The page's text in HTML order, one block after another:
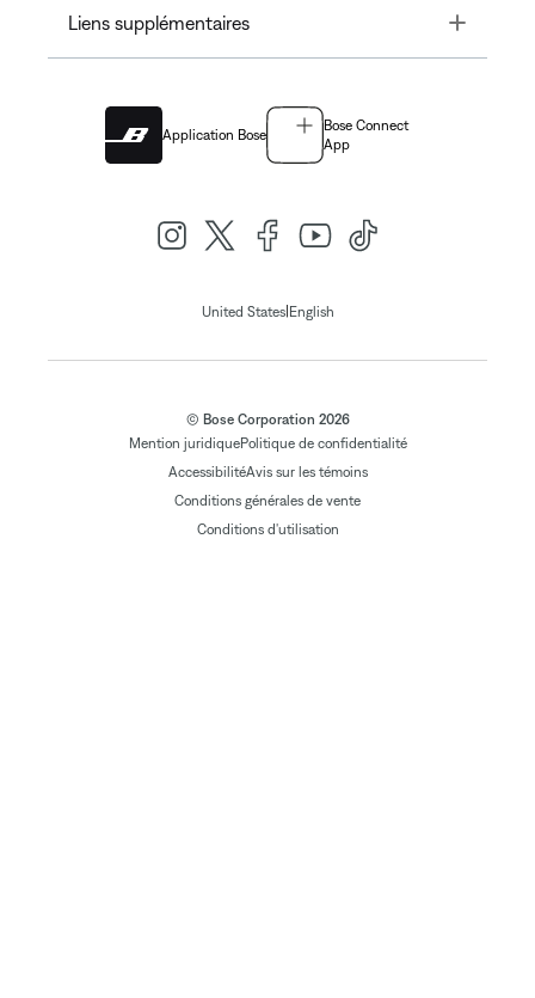
Liens supplémentaires Toggle
Application Bose
Bose Connect
App
United States| English
© Bose Corporation 2026
Mention juridiquePolitique de confidentialité
AccessibilitéAvis sur les témoins
Conditions générales de vente
Conditions d'utilisation